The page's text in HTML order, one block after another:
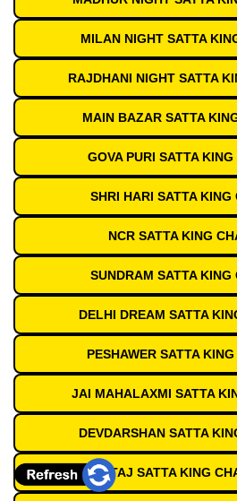
MILAN NIGHT SATTA
RAJDHANI NIGHT SATTA
MAIN BAZAR SATTA
GOVA PURI SATTA
SHRI HARI SATTA KING
NCR SATTA KING
SUNDRAM SATTA KING
DELHI DREAM SATTA
PESHAWER SATTA
JAI MAHALAXMI SATTA
DEVDARSHAN SATTA
TAJ SATTA KING